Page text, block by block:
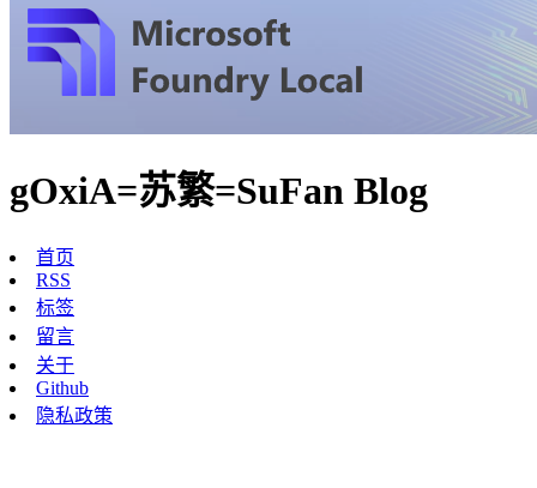
gOxiA=苏繁=SuFan Blog
首页
RSS
标签
留言
关于
Github
隐私政策